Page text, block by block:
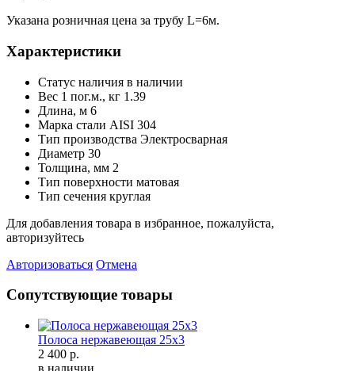
Указана розничная цена за трубу L=6м.
Характеристики
Статус наличия в наличии
Вес 1 пог.м., кг 1.39
Длина, м 6
Марка стали AISI 304
Тип производства Электросварная
Диаметр 30
Толщина, мм 2
Тип поверхности матовая
Тип сечения круглая
Для добавления товара в избранное, пожалуйста,
авторизуйтесь
Авторизоваться Отмена
Сопутствующие товары
Полоса нержавеющая 25х3
2 400 р.
в наличии